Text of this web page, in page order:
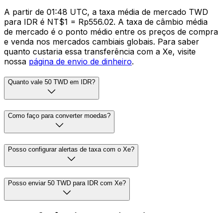
A partir de 01:48 UTC, a taxa média de mercado TWD
para IDR é NT$1 = Rp556.02. A taxa de câmbio média
de mercado é o ponto médio entre os preços de compra
e venda nos mercados cambiais globais. Para saber
quanto custaria essa transferência com a Xe, visite
nossa página de envio de dinheiro.
Quanto vale 50 TWD em IDR?
Como faço para converter moedas?
Posso configurar alertas de taxa com o Xe?
Posso enviar 50 TWD para IDR com Xe?